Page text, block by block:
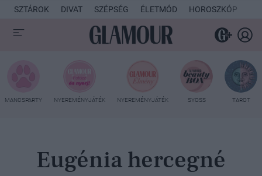
SZTÁROK DIVAT SZÉPSÉG ÉLETMÓD HOROSZKÓP
MANCSPARTY NYEREMÉNYJÁTÉK NYEREMÉNYJÁTÉK SYOSS TAROT
Eugénia hercegné